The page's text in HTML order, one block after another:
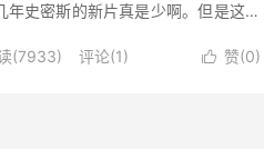
史密斯的新片真是少啊。但是这部
 赞(0)
(7933) 评论(1)